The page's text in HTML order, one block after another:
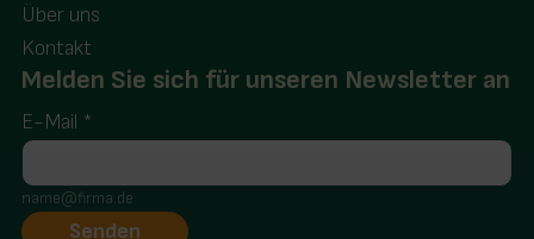
Über uns
Kontakt
Melden Sie sich für unseren Newsletter an
E-Mail *
name@firma.de